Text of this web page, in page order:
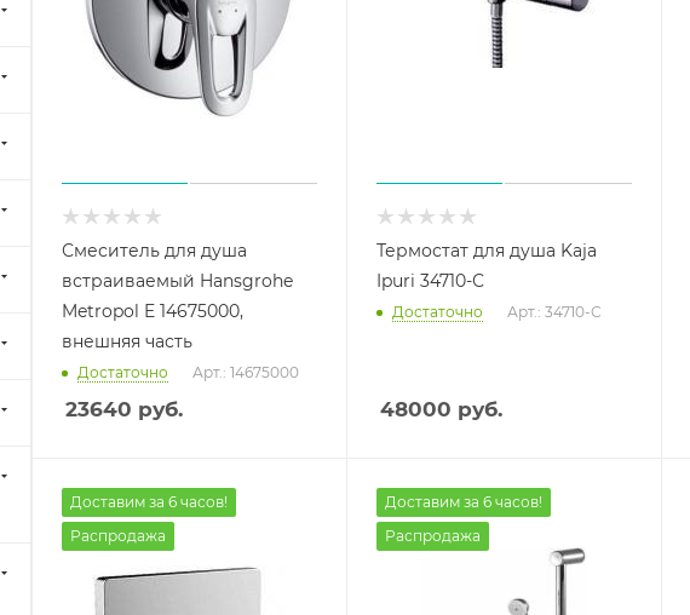
Смеситель для душа
встраиваемый Hansgrohe
Metropol E 14675000,
внешняя часть
Достаточно Арт.: 14675000
23640 руб.
Термостат для душа Kaja
Ipuri 34710-С
Достаточно Арт.: 34710-С
48000 руб.
Доставим за 6 часов!
Распродажа
Доставим за 6 часов!
Распродажа